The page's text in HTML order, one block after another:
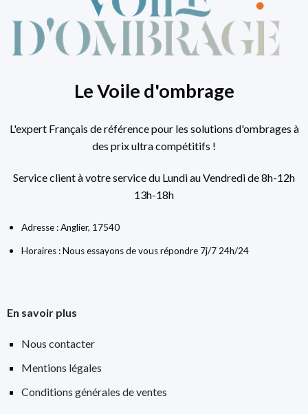
Le Voile d'ombrage
L'expert Français de référence pour les solutions d'ombrages à
des prix ultra compétitifs !
Service client à votre service du Lundi au Vendredi de 8h-12h
13h-18h
Adresse : Anglier, 17540
Horaires : Nous essayons de vous répondre 7j/7 24h/24
En savoir plus
Nous contacter
Mentions légales
Conditions générales de ventes